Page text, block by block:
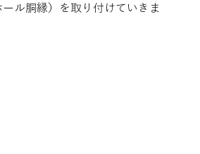
ル胴縁）を取り付けていきま